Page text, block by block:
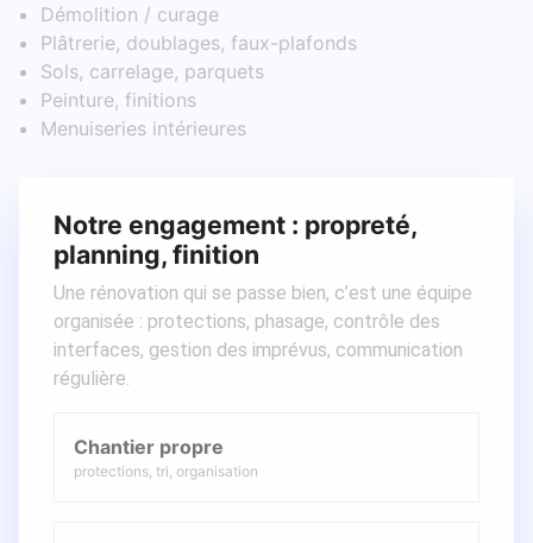
Démolition / curage
Plâtrerie, doublages, faux-plafonds
Sols, carrelage, parquets
Peinture, finitions
Menuiseries intérieures
Notre engagement : propreté,
planning, finition
Une rénovation qui se passe bien, c’est une équipe
organisée : protections, phasage, contrôle des
interfaces, gestion des imprévus, communication
régulière.
Chantier propre
protections, tri, organisation